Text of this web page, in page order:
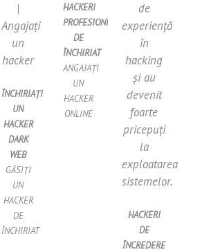
|
Angajați
un
hacker
ÎNCHIRIAȚI
UN
HACKER
DARK
WEB
GĂSIȚI
UN
HACKER
DE
ÎNCHIRIAT
HACKERI
PROFESIONIȘTI
DE
ÎNCHIRIAT
ANGAJAȚI
UN
HACKER
ONLINE
de
experiență
în
hacking
și au
devenit
foarte
pricepuți
la
exploatarea
sistemelor.
HACKERI
DE
ÎNCREDERE